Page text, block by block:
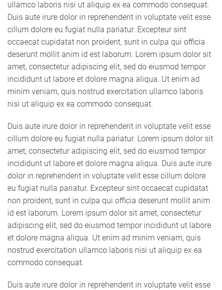
ullamco laboris nisi ut aliquip ex ea commodo consequat.
Duis aute irure dolor in reprehenderit in voluptate velit esse
cillum dolore eu fugiat nulla pariatur. Excepteur sint
occaecat cupidatat non proident, sunt in culpa qui officia
deserunt mollit anim id est laborum. Lorem ipsum dolor sit
amet, consectetur adipiscing elit, sed do eiusmod tempor
incididunt ut labore et dolore magna aliqua. Ut enim ad
minim veniam, quis nostrud exercitation ullamco laboris
nisi ut aliquip ex ea commodo consequat.
Duis aute irure dolor in reprehenderit in voluptate velit esse
cillum dolore eu fugiat nulla pariatur. Lorem ipsum dolor sit
amet, consectetur adipiscing elit, sed do eiusmod tempor
incididunt ut labore et dolore magna aliqua. Duis aute irure
dolor in reprehenderit in voluptate velit esse cillum dolore
eu fugiat nulla pariatur. Excepteur sint occaecat cupidatat
non proident, sunt in culpa qui officia deserunt mollit anim
id est laborum. Lorem ipsum dolor sit amet, consectetur
adipiscing elit, sed do eiusmod tempor incididunt ut labore
et dolore magna aliqua. Ut enim ad minim veniam, quis
nostrud exercitation ullamco laboris nisi ut aliquip ex ea
commodo consequat.
Duis aute irure dolor in reprehenderit in voluptate velit esse